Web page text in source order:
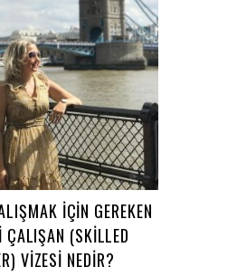
IÇIN GEREKEN
ÇALIŞAN (SKILLED
VIZESI NEDIR?